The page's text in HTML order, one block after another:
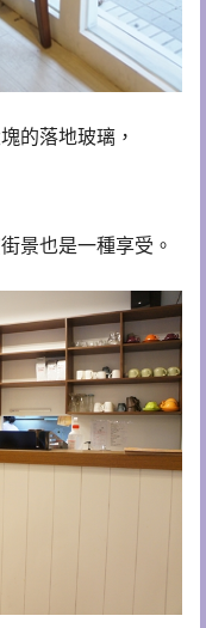
的落地玻璃，
景也是一種享受。